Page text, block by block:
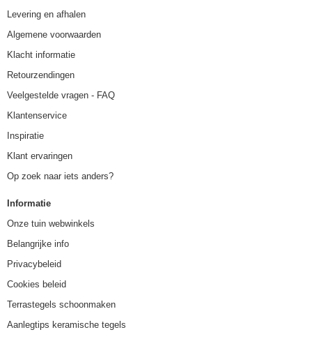
Levering en afhalen
Algemene voorwaarden
Klacht informatie
Retourzendingen
Veelgestelde vragen - FAQ
Klantenservice
Inspiratie
Klant ervaringen
Op zoek naar iets anders?
Informatie
Onze tuin webwinkels
Belangrijke info
Privacybeleid
Cookies beleid
Terrastegels schoonmaken
Aanlegtips keramische tegels